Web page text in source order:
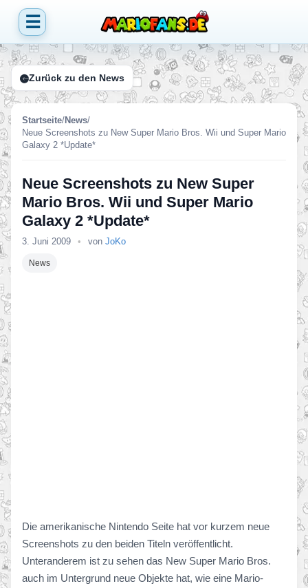
☰
Zurück zu den News
Startseite/News/
Neue Screenshots zu New Super Mario Bros. Wii und Super Mario
Galaxy 2 *Update*
Neue Screenshots zu New Super
Mario Bros. Wii und Super Mario
Galaxy 2 *Update*
3. Juni 2009 • von JoKo
News
Die amerikanische Nintendo Seite hat vor kurzem neue
Screenshots zu den beiden Titeln veröffentlicht.
Unteranderem ist zu sehen das New Super Mario Bros.
auch im Untergrund neue Objekte hat, wie eine Mario-